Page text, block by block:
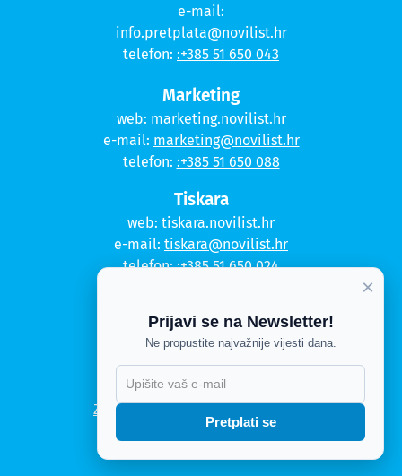
e-mail:
info.pretplata@novilist.hr
telefon: :+385 51 650 043
Marketing
web: marketing.novilist.hr
e-mail: marketing@novilist.hr
telefon: :+385 51 650 088
Tiskara
web: tiskara.novilist.hr
e-mail: tiskara@novilist.hr
telefon::+385 51 650 024
Kontakt
Politika privatnosti
Politika kolačića
Zahtjev za pristup informacijama
Impressum
×
Prijavi se na Newsletter!
Ne propustite najvažnije vijesti dana.
Pretplati se